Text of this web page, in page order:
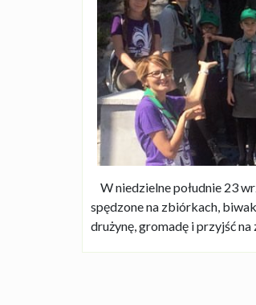
W niedzielne południe 23
spędzone na zbiórkach,
drużynę, gromadę i przyjść